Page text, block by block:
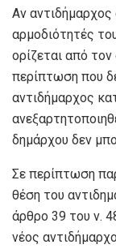
Αν αντιδήμαρχος
αρμοδιότητές
ορίζεται από
περίπτωση που
αντιδήμαρχος
δημάρχου δεν
Σε περίπτωση
θέση του
άρθρο 39 του ν.
νέος